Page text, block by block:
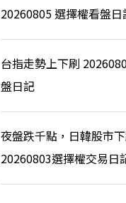
20260805 選擇權看盤日
台指走勢上下刷
盤日記
夜盤跌千點，日韓股市
20260803選擇權交易日